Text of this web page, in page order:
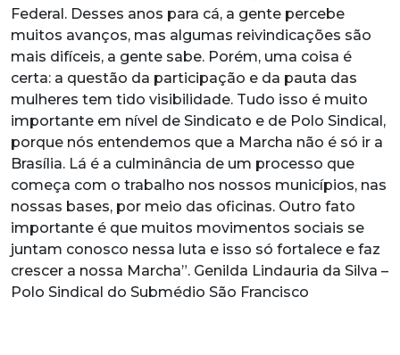
Federal. Desses anos para cá, a gente percebe
muitos avanços, mas algumas reivindicações são
mais difíceis, a gente sabe. Porém, uma coisa é
certa: a questão da participação e da pauta das
mulheres tem tido visibilidade. Tudo isso é muito
importante em nível de Sindicato e de Polo Sindical,
porque nós entendemos que a Marcha não é só ir a
Brasília. Lá é a culminância de um processo que
começa com o trabalho nos nossos municípios, nas
nossas bases, por meio das oficinas. Outro fato
importante é que muitos movimentos sociais se
juntam conosco nessa luta e isso só fortalece e faz
crescer a nossa Marcha”. Genilda Lindauria da Silva –
Polo Sindical do Submédio São Francisco